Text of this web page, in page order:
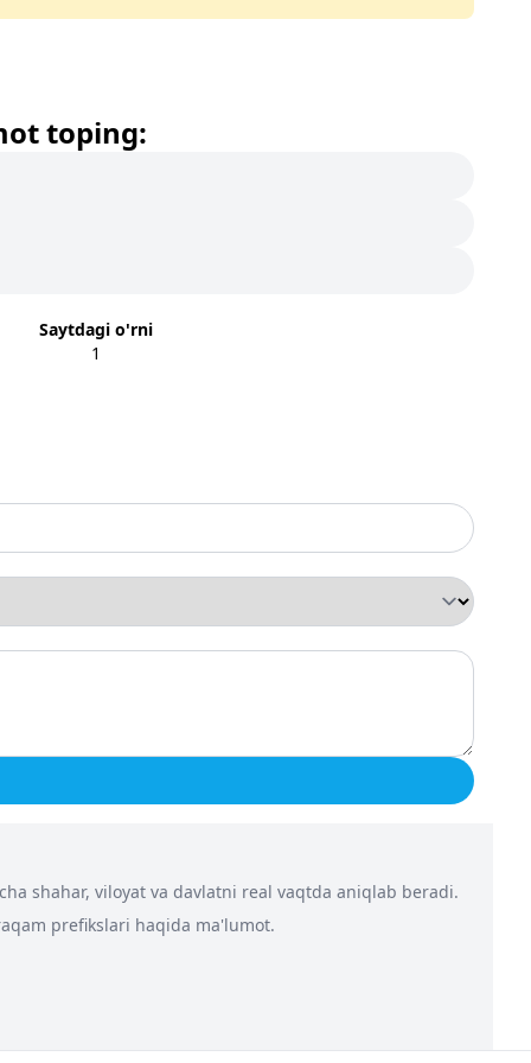
toping:
Saytdagi o'rni
1
shahar, viloyat va davlatni real vaqtda aniqlab beradi.
prefikslari haqida ma'lumot.